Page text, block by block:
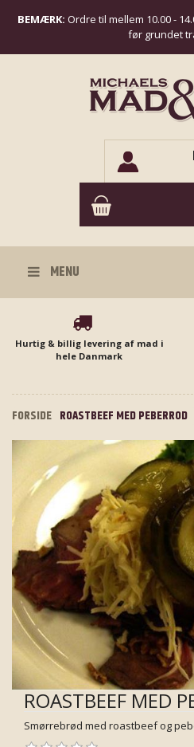
BEMÆRK: Ordre til mellem 10.00 -
før grundet
MENU
Hurtig & billig levering af mad i
hele Danmark
FORSIDE ROASTBEEF MED PEBERROD
ROASTBEEF MED
Smørrebrød med roastbeef og